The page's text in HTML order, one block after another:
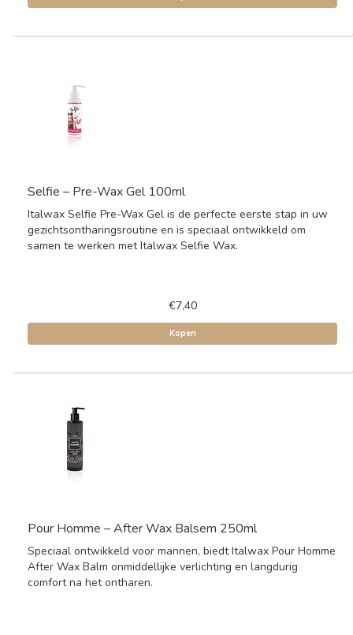
Selfie – Pre-Wax Gel 100ml
Italwax Selfie Pre-Wax Gel is de perfecte eerste stap in uw
gezichtsontharingsroutine en is speciaal ontwikkeld om
samen te werken met Italwax Selfie Wax.
€7,40
Kopen
Pour Homme – After Wax Balsem 250ml
Speciaal ontwikkeld voor mannen, biedt Italwax Pour Homme
After Wax Balm onmiddellijke verlichting en langdurig
comfort na het ontharen.